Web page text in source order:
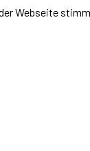
Webseite